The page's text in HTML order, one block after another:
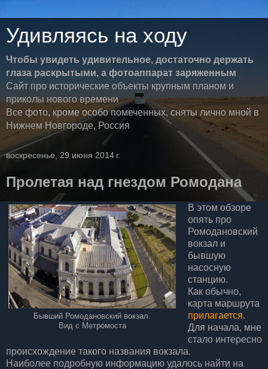
Удивляясь на ходу
Чтобы увидеть удивительное, достаточно держать
глаза раскрытыми, а фотоаппарат заряженным
Сайт про исторические объекты крупным планом и
приколы нового времени
Все фото, кроме особо помеченных, сняты лично мной в
Нижнем Новгороде, Россия
воскресенье, 29 июня 2014 г.
Пролетая над гнездом Ромодана
Бывший Ромодановский вокзал.
Вид с Метромоста
В этом обзоре
опять про
Ромодановский
вокзал и
бывшую
насосную
станцию.
Как обычно,
карта маршрута
прилагается.
Для начала, мне
стало интересно
происхождение такого названия вокзала.
Наиболее подробную информацию удалось найти на